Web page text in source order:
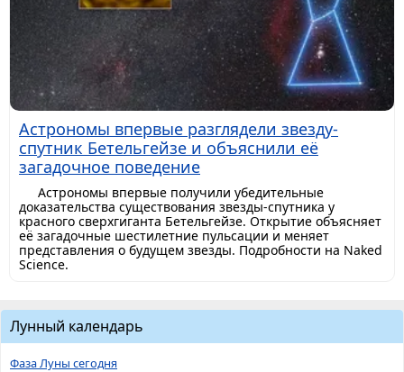
Астрономы впервые разглядели звезду-
спутник Бетельгейзе и объяснили её
загадочное поведение
Астрономы впервые получили убедительные
доказательства существования звезды-спутника у
красного сверхгиганта Бетельгейзе. Открытие объясняет
её загадочные шестилетние пульсации и меняет
представления о будущем звезды. Подробности на Naked
Science.
Лунный календарь
Фаза Луны сегодня